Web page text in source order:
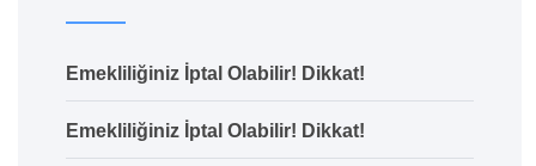
Emekliliğiniz İptal Olabilir! Dikkat!
Emekliliğiniz İptal Olabilir! Dikkat!